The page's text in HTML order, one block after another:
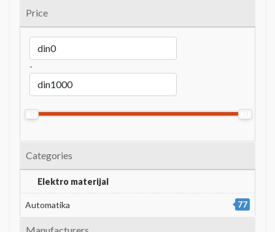
Price
-
Categories
Elektro materijal
Automatika 77
Manufacturers